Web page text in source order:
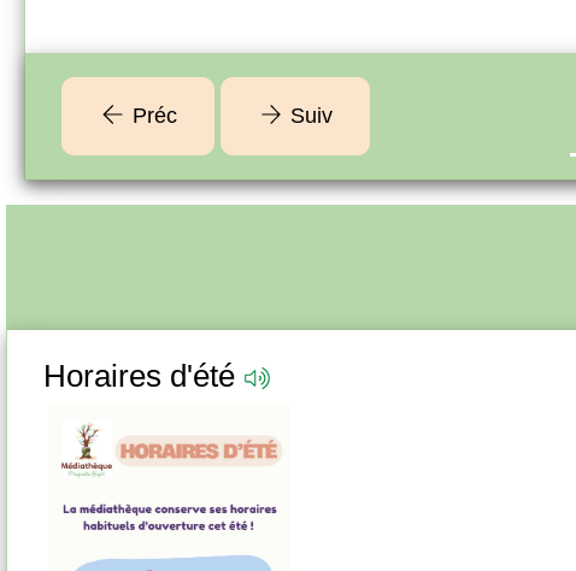
Préc Suiv
Horaires d'été